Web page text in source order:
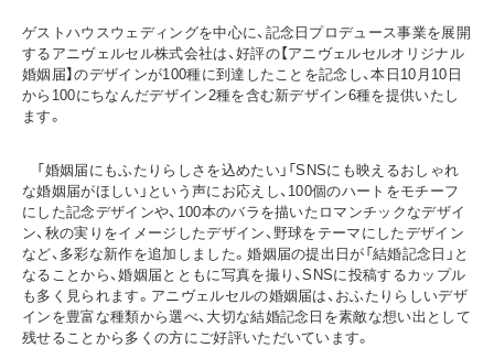
ゲストハウスウェディングを中心に、記念日プロデュース事業を展開
するアニヴェルセル株式会社は、好評の【アニヴェルセルオリジナル
婚姻届】のデザインが100種に到達したことを記念し、本日10月10日
から100にちなんだデザイン2種を含む新デザイン6種を提供いたし
ます。
「婚姻届にもふたりらしさを込めたい」「SNSにも映えるおしゃれ
な婚姻届がほしい」という声にお応えし、100個のハートをモチーフ
にした記念デザインや、100本のバラを描いたロマンチックなデザイ
ン、秋の実りをイメージしたデザイン、野球をテーマにしたデザイン
など、多彩な新作を追加しました。婚姻届の提出日が「結婚記念日」と
なることから、婚姻届とともに写真を撮り、SNSに投稿するカップル
も多く見られます。アニヴェルセルの婚姻届は、おふたりらしいデザ
インを豊富な種類から選べ、大切な結婚記念日を素敵な想い出として
残せることから多くの方にご好評いただいています。